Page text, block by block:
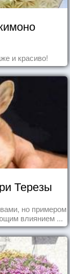
и красиво!
Терезы
но примером
влиянием ...